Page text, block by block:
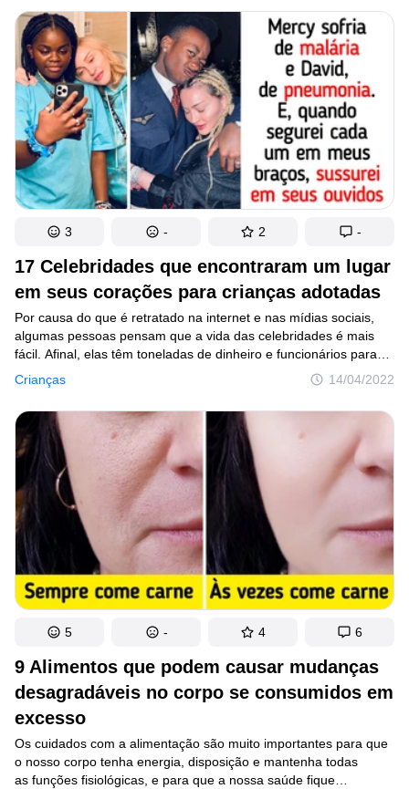
Mas, nesse caso, se passou na vida real, tornando-se a melhor
produção em que já trabalharam.
17 Celebridades que encontraram um lugar
em seus corações para crianças adotadas
Crianças 14/04/2022
Por causa do que é retratado na internet e nas mídias sociais,
algumas pessoas pensam que a vida das celebridades é mais
fácil. Afinal, elas têm toneladas de dinheiro e funcionários para
ajudá-las com as coisas do dia a dia. Mas, quando se trata
de paternidade e maternidade, somos todos iguais. E, para
muitas pessoas — incluindo as celebridades deste artigo — essa
jornada incluiu a escolha consciente de adotar crianças.
3 - 2 -
9 Alimentos que podem causar mudanças
desagradáveis no corpo se consumidos em
excesso
Os cuidados com a alimentação são muito importantes para que
o nosso corpo tenha energia, disposição e mantenha todas
as funções fisiológicas, e para que a nossa saúde fique
5 - 4 6